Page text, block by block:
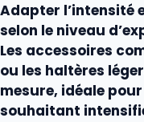
Adapter l’intensité
selon le niveau
Les accessoires
ou les haltères
mesure, idéale
souhaitant